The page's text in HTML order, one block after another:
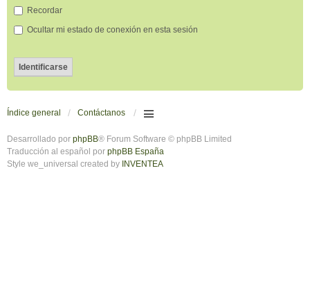
Recordar
Ocultar mi estado de conexión en esta sesión
Índice general Contáctanos
Desarrollado por phpBB® Forum Software © phpBB Limited
Traducción al español por phpBB España
Style we_universal created by INVENTEA